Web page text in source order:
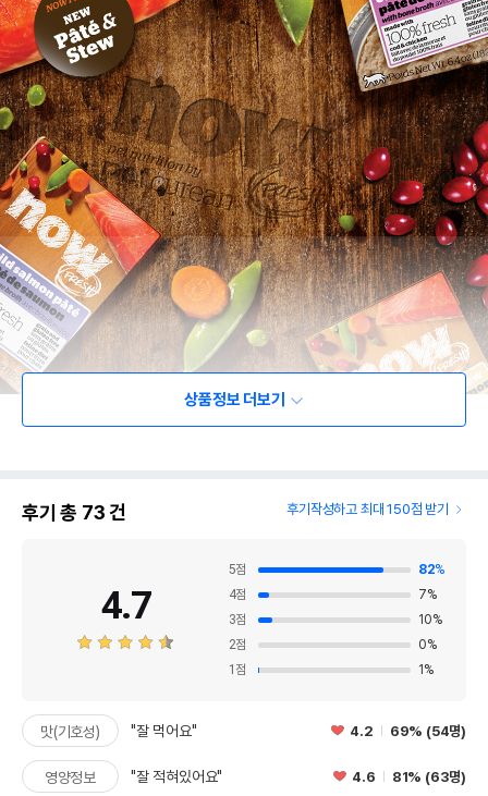
상품정보 더보기
후기 총 73건 후기작성하고 최대 150점 받기
4.7
5점 82%
4점 7%
3점 10%
2점 0%
1 점 1 %
맛(기호성) "잘 먹어요" 4.2 69% (54명)
영양정보 "잘 적혀있어요" 4.6 81% (63명)